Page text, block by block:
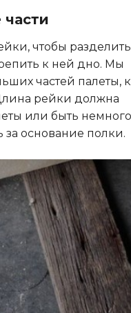
чтобы разделить
к ней дно. Мы
частей палеты, к
рейки должна
или быть немного
за основание полки.